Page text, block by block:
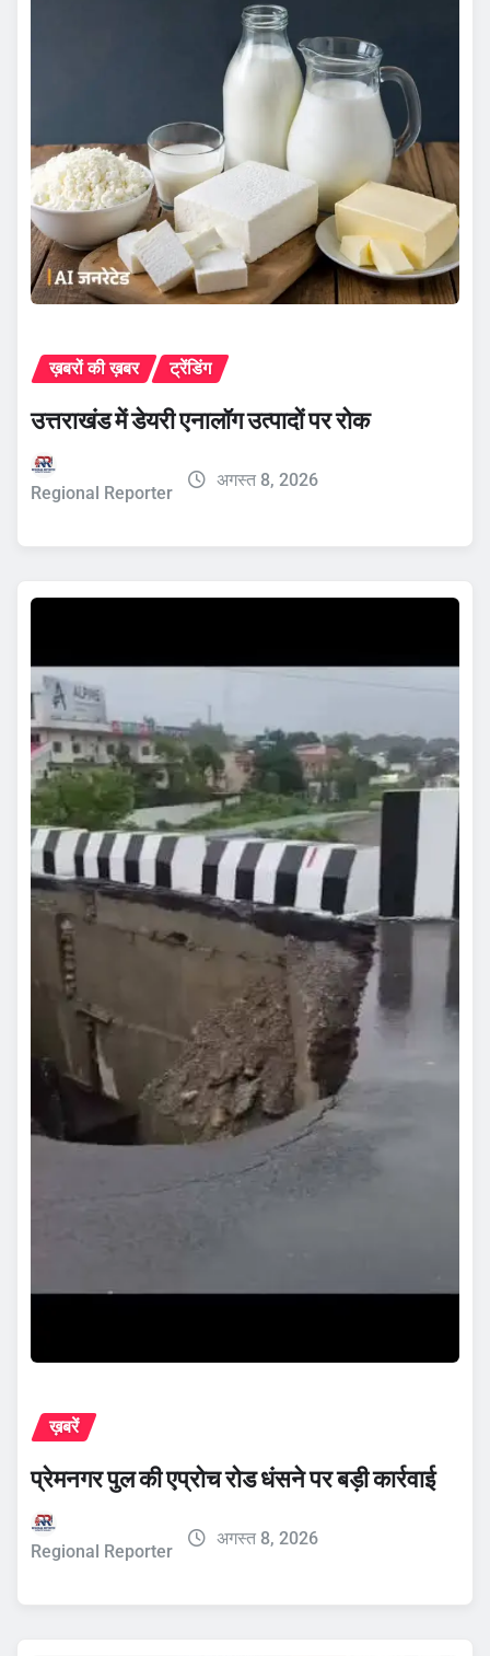
ख़बरों की ख़बर ट्रेंडिंग
उत्तराखंड में डेयरी एनालॉग उत्पादों पर रोक
Regional Reporter
अगस्त 8, 2026
ख़बरें
प्रेमनगर पुल की एप्रोच रोड धंसने पर बड़ी कार्रवाई
Regional Reporter
अगस्त 8, 2026